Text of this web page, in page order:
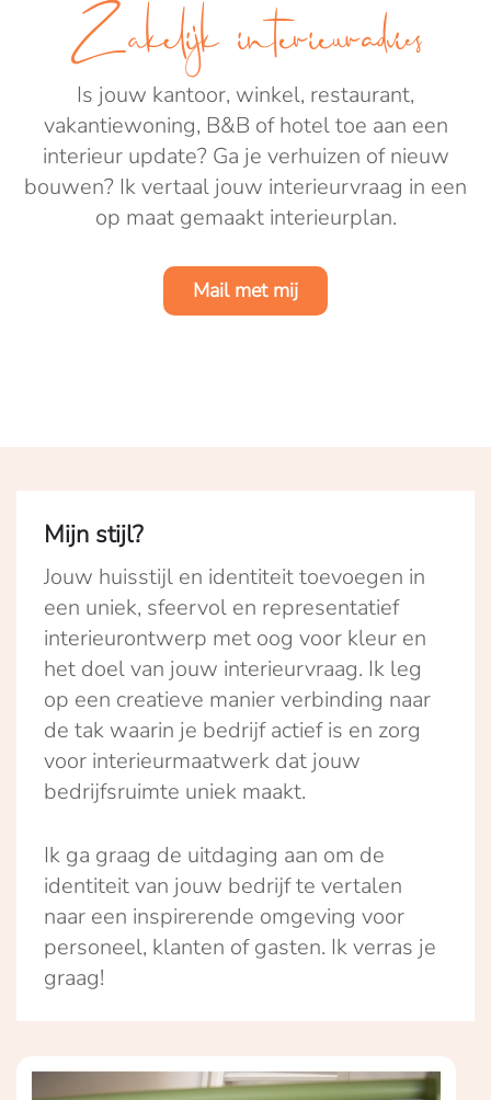
Zakelijk interieuradvies
Is jouw kantoor, winkel, restaurant,
vakantiewoning, B&B of hotel toe aan een
interieur update? Ga je verhuizen of nieuw
bouwen? Ik vertaal jouw interieurvraag in een
op maat gemaakt interieurplan.
Mail met mij
Mijn stijl?
Jouw huisstijl en identiteit toevoegen in
een uniek, sfeervol en representatief
interieurontwerp met oog voor kleur en
het doel van jouw interieurvraag. Ik leg
op een creatieve manier verbinding naar
de tak waarin je bedrijf actief is en zorg
voor interieurmaatwerk dat jouw
bedrijfsruimte uniek maakt.
Ik ga graag de uitdaging aan om de
identiteit van jouw bedrijf te vertalen
naar een inspirerende omgeving voor
personeel, klanten of gasten. Ik verras je
graag!